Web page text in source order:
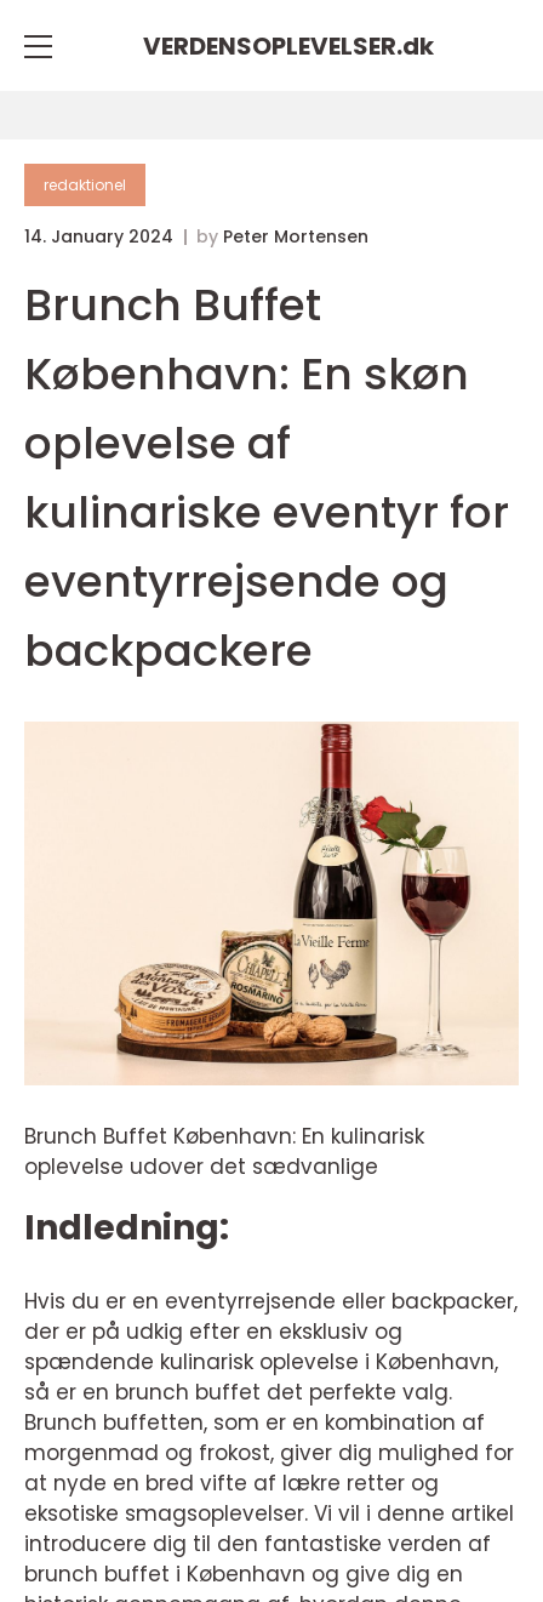
VERDENSOPLEVELSER.dk
redaktionel
14. January 2024 by Peter Mortensen
Brunch Buffet
København: En skøn
oplevelse af
kulinariske eventyr for
eventyrrejsende og
backpackere
Brunch Buffet København: En kulinarisk
oplevelse udover det sædvanlige
Indledning:
Hvis du er en eventyrrejsende eller backpacker,
der er på udkig efter en eksklusiv og
spændende kulinarisk oplevelse i København,
så er en brunch buffet det perfekte valg.
Brunch buffetten, som er en kombination af
morgenmad og frokost, giver dig mulighed for
at nyde en bred vifte af lækre retter og
eksotiske smagsoplevelser. Vi vil i denne artikel
introducere dig til den fantastiske verden af
brunch buffet i København og give dig en